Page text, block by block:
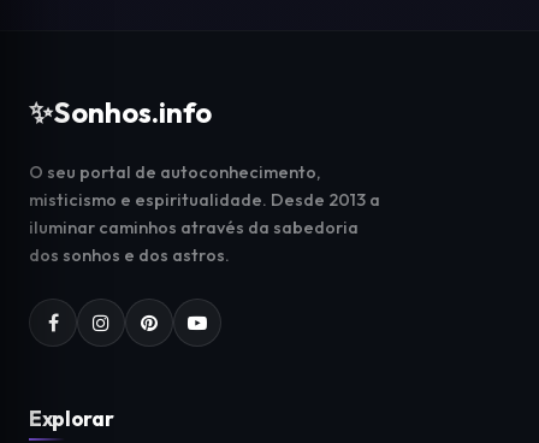
✨Sonhos.info
O seu portal de autoconhecimento,
misticismo e espiritualidade. Desde 2013 a
iluminar caminhos através da sabedoria
dos sonhos e dos astros.
Explorar